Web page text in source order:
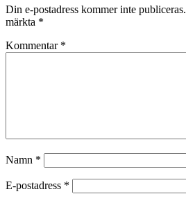
Din e-postadress kommer inte publiceras.
märkta *
Kommentar *
Namn *
E-postadress *